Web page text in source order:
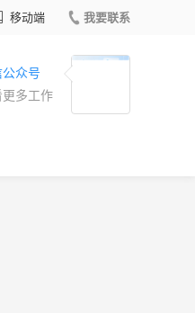
移动端 我要联系
众号
更多工作